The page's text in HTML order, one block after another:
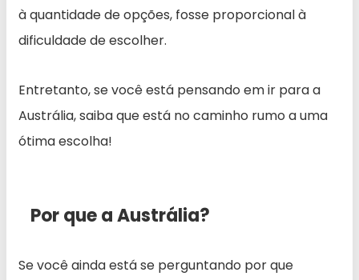
à quantidade de opções, fosse proporcional à
dificuldade de escolher.
Entretanto, se você está pensando em ir para a
Austrália, saiba que está no caminho rumo a uma
ótima escolha!
Por que a Austrália?
Se você ainda está se perguntando por que